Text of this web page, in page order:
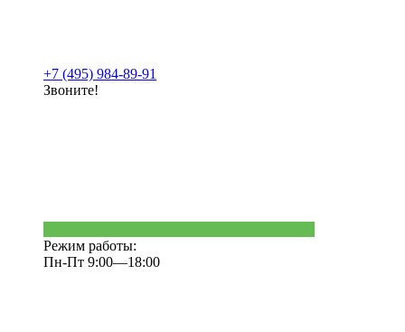
+7 (495) 984-89-91
Звоните!
Режим работы:
Пн-Пт 9:00—18:00